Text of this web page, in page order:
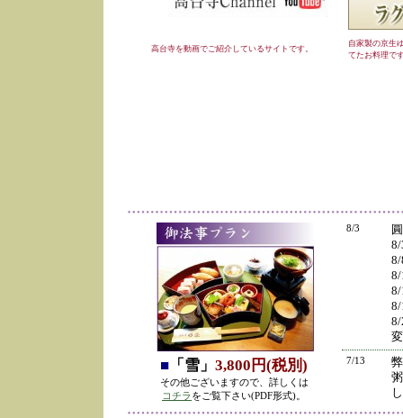
高台寺を動画でご紹介しているサイトです。
自家製の京生
てたお料理で
■ 「雪」 3,800円(税別)
その他ございますので、詳しくは
コチラ をご覧下さい(PDF形式)。
8/3
8/
8/
8/
8/
8/
8/
7/13